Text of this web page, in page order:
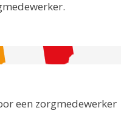
een zorgmedewerker